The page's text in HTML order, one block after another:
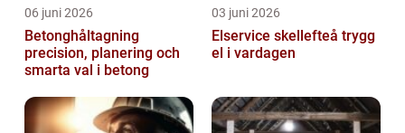
06 juni 2026
Betonghåltagning
precision, planering och
smarta val i betong
03 juni 2026
Elservice skellefteå trygg
el i vardagen